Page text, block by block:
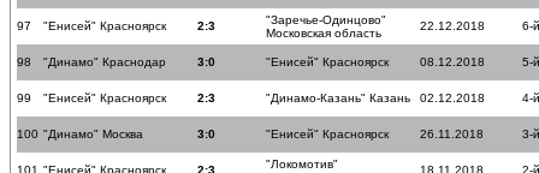
97 "Енисей" Красноярск 2:3
"Заречье-Одинцово"
Московская область
22.12.2018 6-
98 "Динамо" Краснодар 3:0 "Енисей" Красноярск 08.12.2018 5-
99 "Енисей" Красноярск 2:3 "Динамо-Казань" Казань 02.12.2018 4-
100 "Динамо" Москва 3:0 "Енисей" Красноярск 26.11.2018 3-
101 "Енисей" Красноярск 2:3
"Локомотив"
18.11.2018 2-